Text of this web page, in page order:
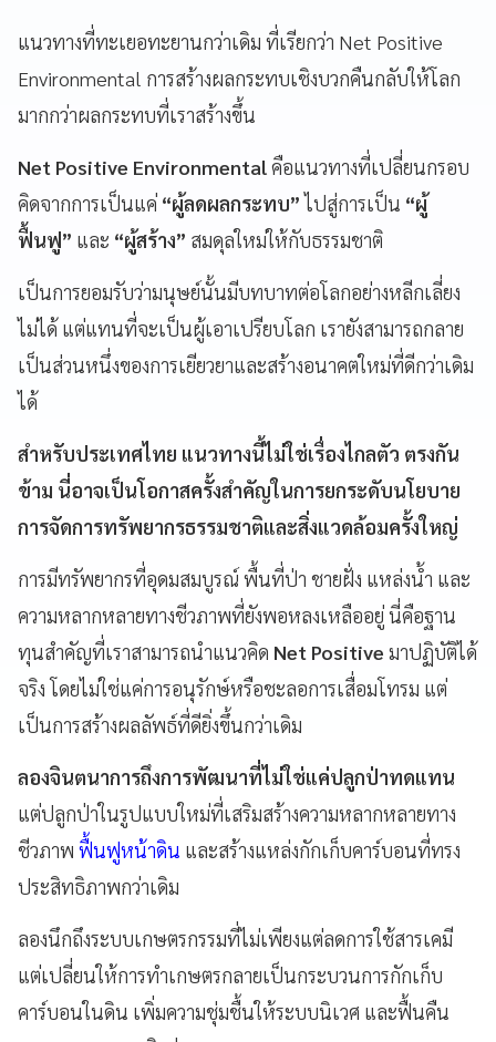
แนวทางที่ทะเยอทะยานกว่าเดิม ที่เรียกว่า Net Positive
Environmental การสร้างผลกระทบเชิงบวกคืนกลับให้โลก
มากกว่าผลกระทบที่เราสร้างขึ้น
Net Positive Environmentalคือแนวทางที่เปลี่ยนกรอบ
คิดจากการเป็นแค่ “ผู้ลดผลกระทบ”ไปสู่การเป็น “ผู้
ฟื้นฟู” และ “ผู้สร้าง” สมดุลใหม่ให้กับธรรมชาติ
เป็นการยอมรับว่ามนุษย์นั้นมีบทบาทต่อโลกอย่างหลีกเลี่ยง
ไม่ได้ แต่แทนที่จะเป็นผู้เอาเปรียบโลก เรายังสามารถกลาย
เป็นส่วนหนึ่งของการเยียวยาและสร้างอนาคตใหม่ที่ดีกว่าเดิม
ได้
สำหรับประเทศไทย แนวทางนี้ไม่ใช่เรื่องไกลตัว ตรงกัน
ข้าม นี่อาจเป็นโอกาสครั้งสำคัญในการยกระดับนโยบาย
การจัดการทรัพยากรธรรมชาติและสิ่งแวดล้อมครั้งใหญ่
การมีทรัพยากรที่อุดมสมบูรณ์ พื้นที่ป่า ชายฝั่ง แหล่งน้ำ และ
ความหลากหลายทางชีวภาพที่ยังพอหลงเหลืออยู่ นี่คือฐาน
ทุนสำคัญที่เราสามารถนำแนวคิด Net Positive มาปฏิบัติได้
จริง โดยไม่ใช่แค่การอนุรักษ์หรือชะลอการเสื่อมโทรม แต่
เป็นการสร้างผลลัพธ์ที่ดียิ่งขึ้นกว่าเดิม
ลองจินตนาการถึงการพัฒนาที่ไม่ใช่แค่ปลูกป่าทดแทน
แต่ปลูกป่าในรูปแบบใหม่ที่เสริมสร้างความหลากหลายทาง
ชีวภาพ ฟื้นฟูหน้าดิน และสร้างแหล่งกักเก็บคาร์บอนที่ทรง
ประสิทธิภาพกว่าเดิม
ลองนึกถึงระบบเกษตรกรรมที่ไม่เพียงแต่ลดการใช้สารเคมี
แต่เปลี่ยนให้การทำเกษตรกลายเป็นกระบวนการกักเก็บ
คาร์บอนในดิน เพิ่มความชุ่มชื้นให้ระบบนิเวศ และฟื้นคืน